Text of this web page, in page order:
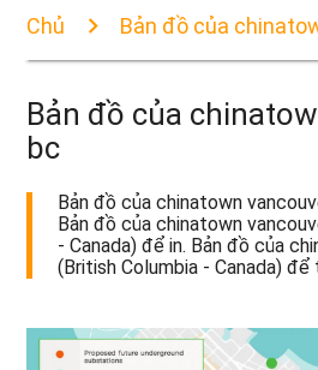
Chủ Bản đồ của
Bản đồ của
bc
Bản đồ của chinatown
Bản đồ của chinatown
- Canada) để in. Bản đồ của
(British Columbia - Canada) để